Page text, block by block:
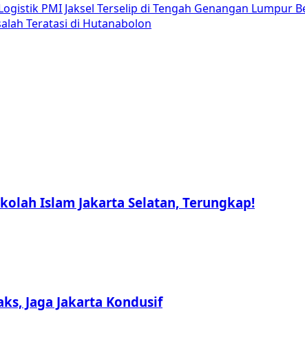
PMI Jaksel Terselip di Tengah Genangan Lumpur
Teratasi di Hutanabolon
Islam Jakarta Selatan, Terungkap!
Jaga Jakarta Kondusif